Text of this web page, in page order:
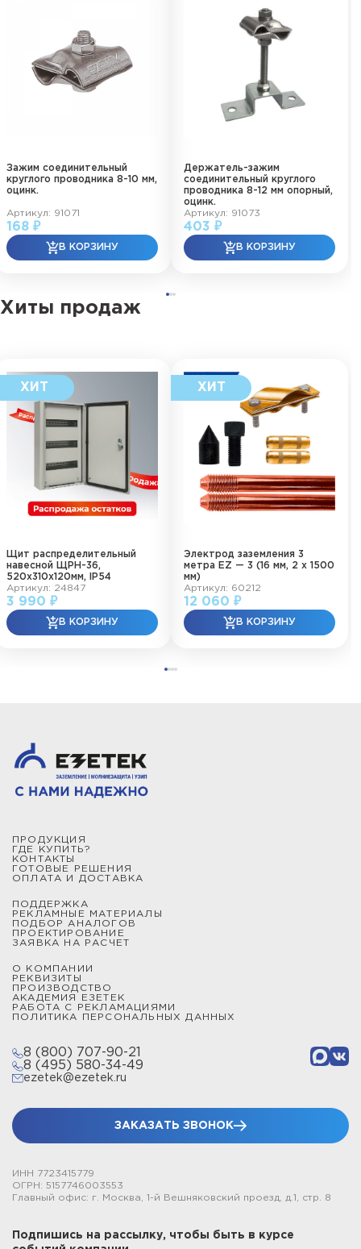
Зажим соединительный
круглого проводника 8-10 мм,
оцинк.
Артикул: 91071
168 ₽
Держатель-зажим
соединительный круглого
проводника 8-12 мм опорный,
оцинк.
Артикул: 91073
403 ₽
Хиты продаж
Щит распределительный
навесной ЩРН-36,
520х310х120мм, IP54
Артикул: 24847
3 990 ₽
Электрод заземления 3
метра EZ — 3 (16 мм, 2 х 1500
мм)
Артикул: 60212
12 060 ₽
ПРОДУКЦИЯ
ГДЕ КУПИТЬ?
КОНТАКТЫ
ГОТОВЫЕ РЕШЕНИЯ
ОПЛАТА И ДОСТАВКА
ПОДДЕРЖКА
РЕКЛАМНЫЕ МАТЕРИАЛЫ
ПОДБОР АНАЛОГОВ
ПРОЕКТИРОВАНИЕ
ЗАЯВКА НА РАСЧЕТ
О КОМПАНИИ
РЕКВИЗИТЫ
ПРОИЗВОДСТВО
АКАДЕМИЯ ЕЗЕТЕК
РАБОТА С РЕКЛАМАЦИЯМИ
ПОЛИТИКА ПЕРСОНАЛЬНЫХ ДАННЫХ
8 (800) 707-90-21
8 (495) 580-34-49
ezetek@ezetek.ru
ЗАКАЗАТЬ ЗВОНОК
ИНН 7723415779
ОГРН: 5157746003553
Главный офис: г. Москва, 1-й Вешняковский проезд, д.1, стр. 8
Подпишись на рассылку, чтобы быть в курсе